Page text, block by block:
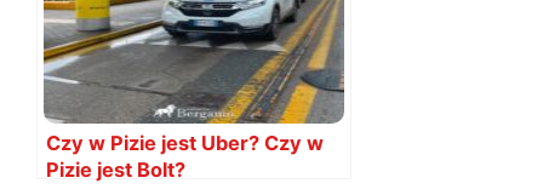
Czy w Pizie jest Uber? Czy w
Pizie jest Bolt?